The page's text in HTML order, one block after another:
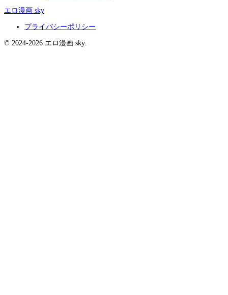
エロ漫画 sky
プライバシーポリシー
© 2024-2026 エロ漫画 sky.